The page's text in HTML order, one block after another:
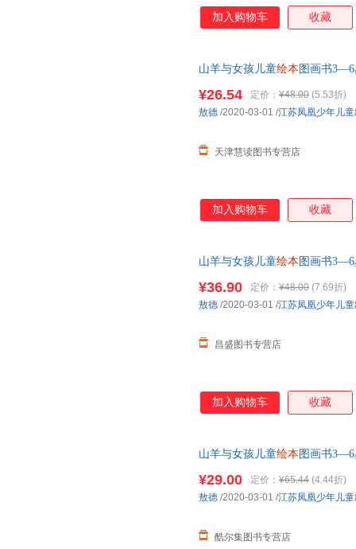
加入购物车 收藏
山羊与女孩儿童绘本 图画书3—6
¥26.54 定价： ¥48.00 (5.53折)
天津慧读图书专营店
敖德 /2020-03-01 /江苏凤凰少年儿
加入购物车 收藏
山羊与女孩儿童绘本 图画书3—6
¥36.90 定价： ¥48.00 (7.69折)
昌盛图书专营店
敖德 /2020-03-01 /江苏凤凰少年儿
加入购物车 收藏
山羊与女孩儿童绘本 图画书3—6
¥29.00 定价： ¥65.44 (4.44折)
酷尔集图书专营店
敖德 /2020-03-01 /江苏凤凰少年儿